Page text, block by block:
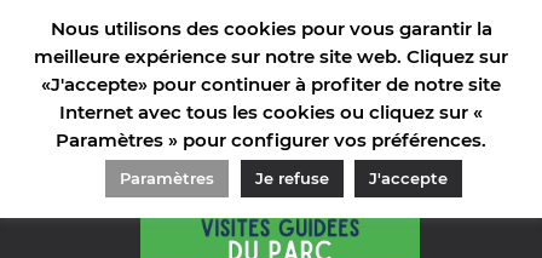
ACCUEIL>AGENDA>VISITES GUIDÉES DU PARC DU CHÂTEAU DE CORBEIL-CERF
Nous utilisons des cookies pour vous garantir la
meilleure expérience sur notre site web. Cliquez sur
«J'accepte» pour continuer à profiter de notre site
Internet avec tous les cookies ou cliquez sur «
Paramètres » pour configurer vos préférences.
Paramètres Je refuse J'accepte